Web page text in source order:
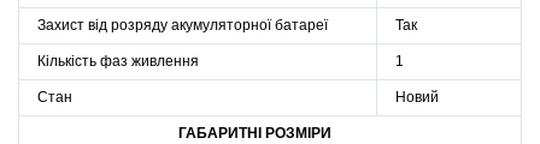
Захист від розряду акумуляторної батареї Так
Кількість фаз живлення 1
Стан Новий
ГАБАРИТНІ РОЗМІРИ